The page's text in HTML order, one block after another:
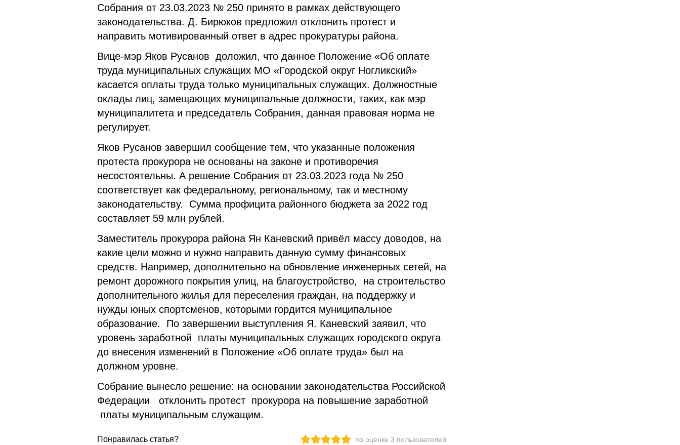
Собрания от 23.03.2023 № 250 принято в рамках действующего
законодательства. Д. Бирюков предложил отклонить протест и
направить мотивированный ответ в адрес прокуратуры района.
Вице-мэр Яков Русанов доложил, что данное Положение «Об оплате
труда муниципальных служащих МО «Городской округ Ногликский»
касается оплаты труда только муниципальных служащих. Должностные
оклады лиц, замещающих муниципальные должности, таких, как мэр
муниципалитета и председатель Собрания, данная правовая норма не
регулирует.
Яков Русанов завершил сообщение тем, что указанные положения
протеста прокурора не основаны на законе и противоречия
несостоятельны. А решение Собрания от 23.03.2023 года № 250
соответствует как федеральному, региональному, так и местному
законодательству. Сумма профицита районного бюджета за 2022 год
составляет 59 млн рублей.
Заместитель прокурора района Ян Каневский привёл массу доводов, на
какие цели можно и нужно направить данную сумму финансовых
средств. Например, дополнительно на обновление инженерных сетей, на
ремонт дорожного покрытия улиц, на благоустройство, на строительство
дополнительного жилья для переселения граждан, на поддержку и
нужды юных спортсменов, которыми гордится муниципальное
образование. По завершении выступления Я. Каневский заявил, что
уровень заработной платы муниципальных служащих городского округа
до внесения изменений в Положение «Об оплате труда» был на
должном уровне.
Собрание вынесло решение: на основании законодательства Российской
Федерации отклонить протест прокурора на повышение заработной
платы муниципальным служащим.
Понравилась статья? по оценке 3 пользователей